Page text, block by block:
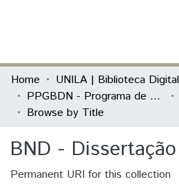
Communities & Collections
All of DSpace
Home
PPGBDN - Programa de Pós-Graduação em Biodiversidade Neotropical
Browse by Title
BND - Dissertação
Permanent URI for this collection